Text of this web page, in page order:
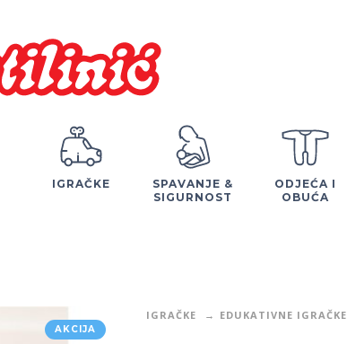
IGRAČKE
SPAVANJE &
SIGURNOST
ODJEĆA I
OBUĆA
AKCIJA
IGRAČKE EDUKATIVNE IGRAČKE